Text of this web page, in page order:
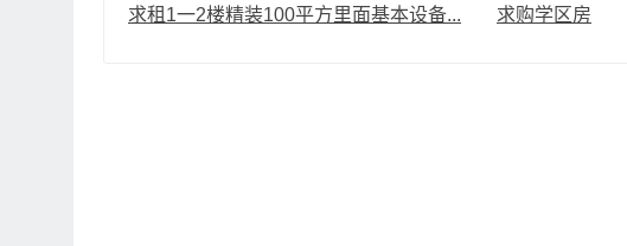
求租1一2楼精装100平方里面基本设备... 求购学区房